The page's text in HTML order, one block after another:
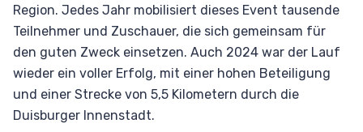
Region. Jedes Jahr mobilisiert dieses Event tausende
Teilnehmer und Zuschauer, die sich gemeinsam für
den guten Zweck einsetzen. Auch 2024 war der Lauf
wieder ein voller Erfolg, mit einer hohen Beteiligung
und einer Strecke von 5,5 Kilometern durch die
Duisburger Innenstadt.